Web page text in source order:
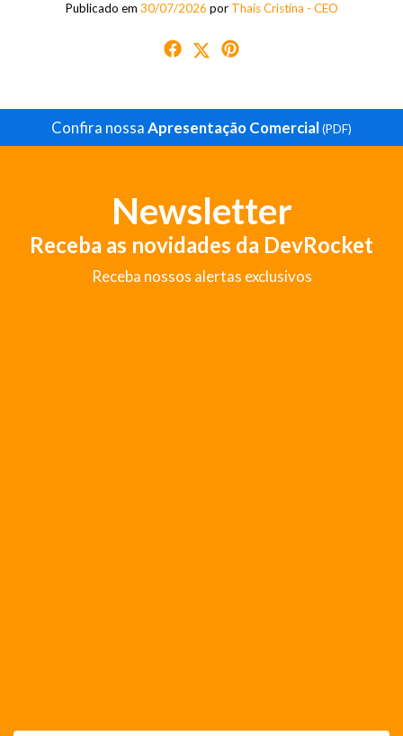
Publicado em 30/07/2026 por Thaís Cristina - CEO
Confira nossaApresentação Comercial(PDF)
Newsletter
Receba as novidades da DevRocket
Receba nossos alertas exclusivos